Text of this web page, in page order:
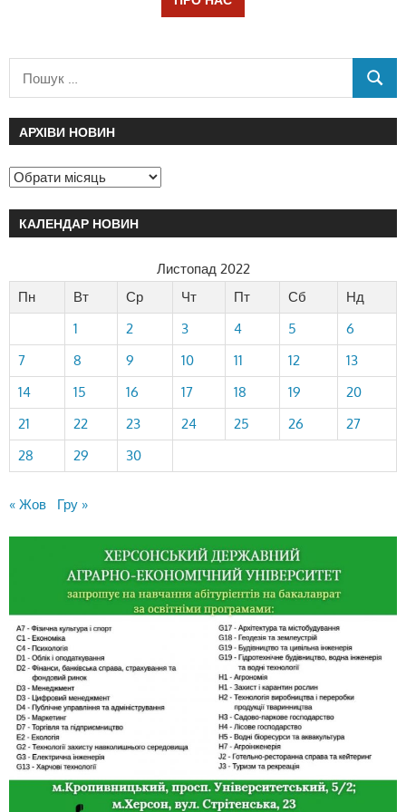
АРХІВИ НОВИН
КАЛЕНДАР НОВИН
Листопад 2022
Пн
Вт Ср Чт Пт Сб
Нд
1
2 3 4 5
6
7
8 9 10 11 12
13
14
15 16 17 18 19
20
21
22 23 24 25 26
27
28
29 30
« Жов Гру »